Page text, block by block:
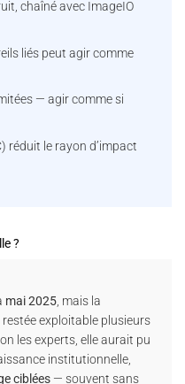
chaîné avec ImageIO
liés peut agir comme
— agir comme si
réduit le rayon d’impact
?
mai 2025 , mais la
restée exploitable plusieurs
les experts, elle aurait pu
institutionnelle,
ciblées — souvent sans